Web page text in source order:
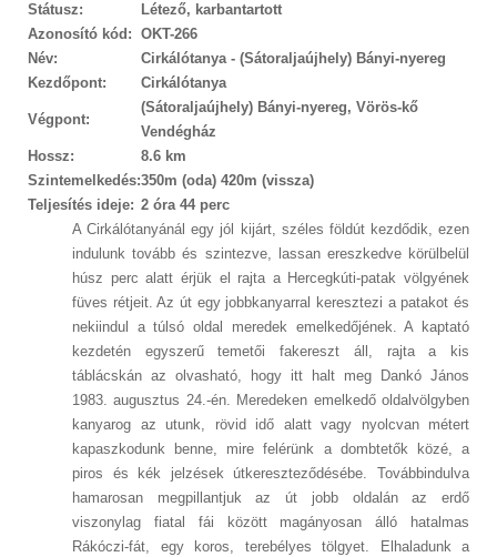
Státusz:
Létező, karbantartott
Azonosító kód: OKT-266
Név:
Cirkálótanya - (Sátoraljaújhely) Bányi-nyereg
Kezdőpont:
Cirkálótanya
Végpont:
(Sátoraljaújhely) Bányi-nyereg, Vörös-kő
Vendégház
Hossz:
8.6 km
Szintemelkedés:350m (oda) 420m (vissza)
Teljesítés ideje: 2 óra 44 perc
A Cirkálótanyánál egy jól kijárt, széles földút kezdődik, ezen
indulunk tovább és szintezve, lassan ereszkedve körülbelül
húsz perc alatt érjük el rajta a Hercegkúti-patak völgyének
füves rétjeit. Az út egy jobbkanyarral keresztezi a patakot és
nekiindul a túlsó oldal meredek emelkedőjének. A kaptató
kezdetén egyszerű temetői fakereszt áll, rajta a kis
táblácskán az olvasható, hogy itt halt meg Dankó János
1983. augusztus 24.-én. Meredeken emelkedő oldalvölgyben
kanyarog az utunk, rövid idő alatt vagy nyolcvan métert
kapaszkodunk benne, mire felérünk a dombtetők közé, a
piros és kék jelzések útkereszteződésébe. Továbbindulva
hamarosan megpillantjuk az út jobb oldalán az erdő
viszonylag fiatal fái között magányosan álló hatalmas
Rákóczi-fát, egy koros, terebélyes tölgyet. Elhaladunk a